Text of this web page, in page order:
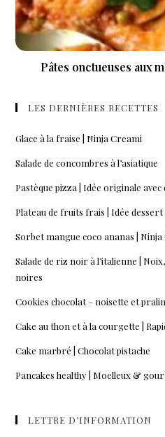
Pâtes onctueuses aux
LES DERNIÈRES RECETTES
Glace à la fraise | Ninja Creami
Salade de concombres à l’asiatique
Pastèque pizza | Idée originale avec
Plateau de fruits frais | Idée
Sorbet mangue coco ananas |
Salade de riz noir à l’italienne |
noires
Cookies chocolat – noisette et
Cake au thon et à la courgette |
Cake marbré | Chocolat pistache
Pancakes healthy | Moelleux &
LETTRE D’INFORMATION